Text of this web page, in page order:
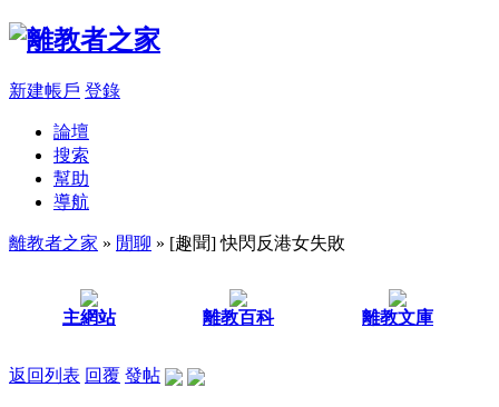
新建帳戶 登錄
論壇
搜索
幫助
導航
離教者之家 » 閒聊 » [趣聞] 快閃反港女失敗
主網站 離教百科 離教文庫
返回列表 回覆 發帖